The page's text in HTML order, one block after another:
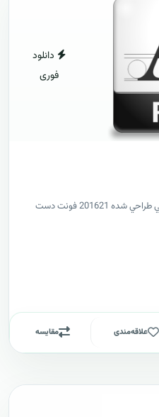
دانلود
فوری
جذابترين و کارآمد ترين فونت هاي فارسي طراحي شده 201621 فونت دست
علاقه‌مندی مقایسه